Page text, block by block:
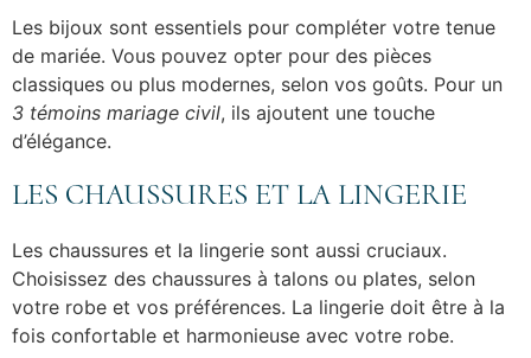
Les bijoux sont essentiels pour compléter votre tenue
de mariée. Vous pouvez opter pour des pièces
classiques ou plus modernes, selon vos goûts. Pour un
3 témoins mariage civil, ils ajoutent une touche
d’élégance.
LES CHAUSSURES ET LA LINGERIE
Les chaussures et la lingerie sont aussi cruciaux.
Choisissez des chaussures à talons ou plates, selon
votre robe et vos préférences. La lingerie doit être à la
fois confortable et harmonieuse avec votre robe.